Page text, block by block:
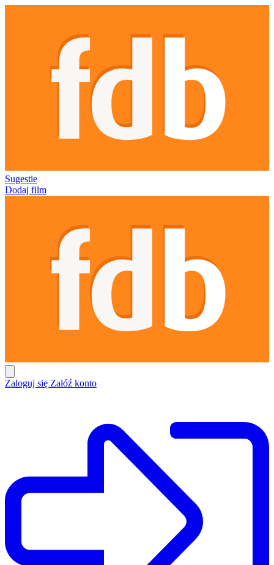
Sugestie
Dodaj film
Zaloguj się Załóź konto